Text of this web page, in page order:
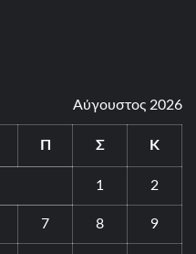
Αύγουστος 2026
Π Σ Κ
1 2
7 8 9